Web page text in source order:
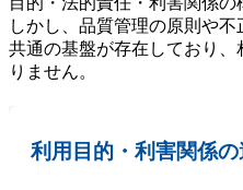
しかし、品質管理の原則や
共通の基盤が存在しており
りません。
利用目的・利害関係